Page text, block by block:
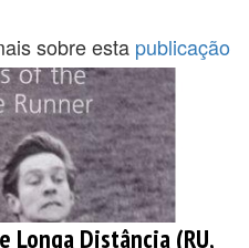
sobre esta publicação
Longa Distância (RU,